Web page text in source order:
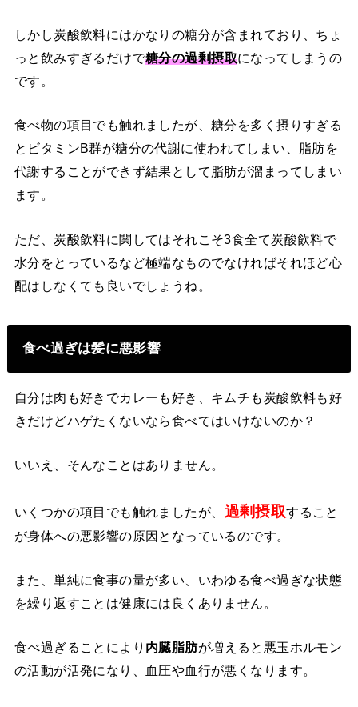
しかし炭酸飲料にはかなりの糖分が含まれており、ちょ
っと飲みすぎるだけで糖分の過剰摂取になってしまうの
です。
食べ物の項目でも触れましたが、糖分を多く摂りすぎる
とビタミンB群が糖分の代謝に使われてしまい、脂肪を
代謝することができず結果として脂肪が溜まってしまい
ます。
ただ、炭酸飲料に関してはそれこそ3食全て炭酸飲料で
水分をとっているなど極端なものでなければそれほど心
配はしなくても良いでしょうね。
食べ過ぎは髪に悪影響
自分は肉も好きでカレーも好き、キムチも炭酸飲料も好
きだけどハゲたくないなら食べてはいけないのか？
いいえ、そんなことはありません。
いくつかの項目でも触れましたが、 過剰摂取すること
が身体への悪影響の原因となっているのです。
また、単純に食事の量が多い、いわゆる食べ過ぎな状態
を繰り返すことは健康には良くありません。
食べ過ぎることにより 内臓脂肪が増えると悪玉ホルモン
の活動が活発になり、血圧や血行が悪くなります。